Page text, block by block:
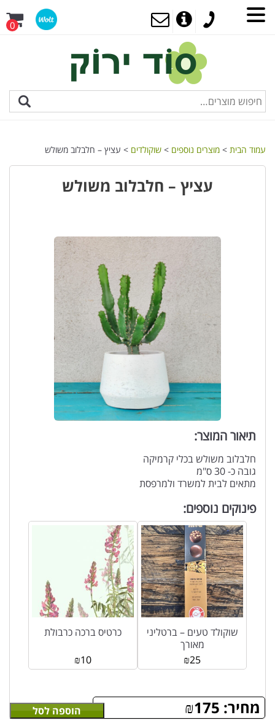
0
עמוד הבית > מוצרים נוספים > שוקולדים > עציץ – חלבלוב משולש
עציץ – חלבלוב משולש
תיאור המוצר:
חלבלוב משולש בכלי קרמיקה
גובה כ- 30 ס"מ
מתאים לבית למשרד ולמרפסת
מחיר: ₪175 הוספה לסל
פינוקים נוספים:
כרטיס ברכה כרבולת
₪10
שוקולד טעים – ברטליני
מאורך
₪25